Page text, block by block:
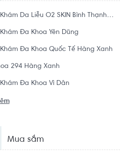
Phòng Khám Da Liễu O2 SKIN Bình Thạnh - Trị Mụn Chuẩn Y Khoa
Đa Khoa Yên Dũng
Đa Khoa Quốc Tế Hàng Xanh
294 Hàng Xanh
Đa Khoa Vì Dân
Mua sắm